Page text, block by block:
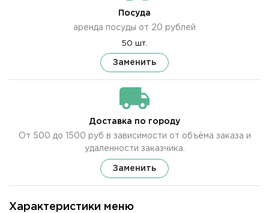
Характеристики меню
Посуда
аренда посуды от 20 рублей
50 шт.
Заменить
Доставка по городу
От 500 до 1500 руб в зависимости от объёма заказа и
удаленности заказчика.
Заменить